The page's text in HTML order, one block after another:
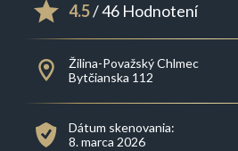
4.5/ 46 Hodnotení
Žilina-Považský Chlmec
Bytčianska 112
Dátum skenovania:
8. marca 2026